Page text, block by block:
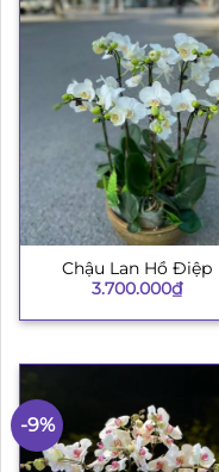
Chậu Lan Hồ Điệp
3.700.000₫
-9%